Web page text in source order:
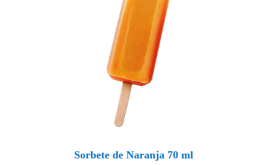
Sorbete de Naranja 70 ml